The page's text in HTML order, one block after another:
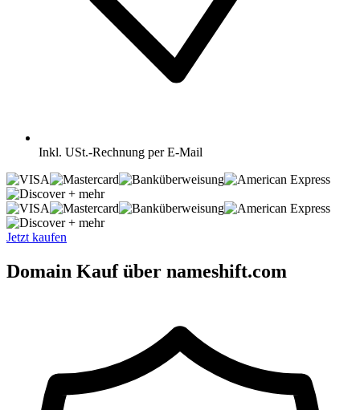
Inkl. USt.-Rechnung per E-Mail
+ mehr
+ mehr
Jetzt kaufen
Domain Kauf über nameshift.com